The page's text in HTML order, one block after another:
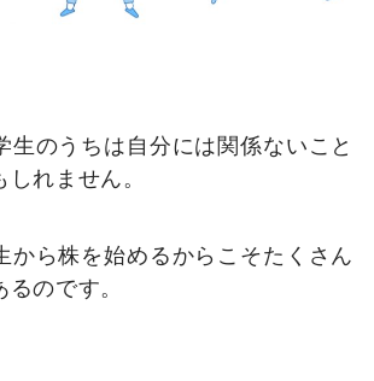
生のうちは自分には関係ないこと
れません。
から株を始めるからこそたくさん
のです。